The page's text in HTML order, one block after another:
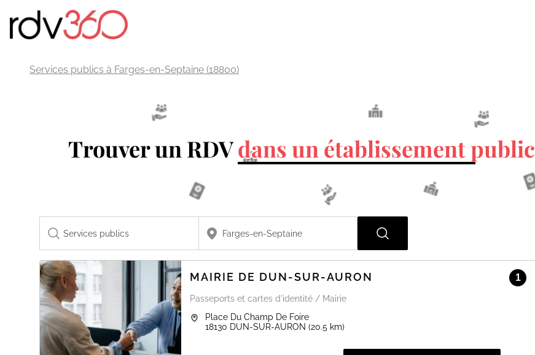
Services publics à Farges-en-Septaine (18800)
Trouver un RDVdans un établissement public
MAIRIE DE DUN-SUR-AURON 1
Passeports et cartes d'identité / Mairie
Place Du Champ De Foire
18130 DUN-SUR-AURON (20.5 km)